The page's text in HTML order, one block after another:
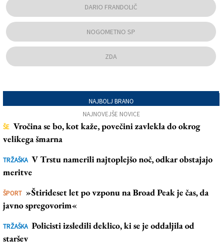
DARIO FRANDOLIČ
NOGOMETNO SP
ZDA
NAJBOLJ BRANO
NAJNOVEJŠE NOVICE
ŠE Vročina se bo, kot kaže, povečini zavlekla do okrog
velikega šmarna
TRŽAŠKA V Trstu namerili najtoplejšo noč, odkar obstajajo
meritve
ŠPORT »Štirideset let po vzponu na Broad Peak je čas, da
javno spregovorim«
TRŽAŠKA Policisti izsledili deklico, ki se je oddaljila od
staršev